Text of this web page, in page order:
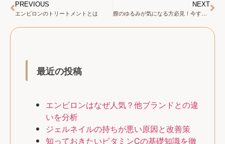
PREVIOUS
エンビロンのトリートメントとは
NEXT
膣のゆるみが気になる方必見！今すぐ始めたいおまたケア
最近の投稿
エンビロンはなぜ人気？他ブランドとの違
いを分析
ジェルネイルの持ちが悪い原因と改善策
知っておきたいビタミンCの基礎知識を徹